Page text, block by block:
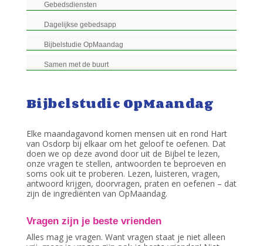
Gebedsdiensten
Dagelijkse gebedsapp
Bijbelstudie OpMaandag
Samen met de buurt
Bijbelstudie OpMaandag
Elke maandagavond komen mensen uit en rond Hart
van Osdorp bij elkaar om het geloof te oefenen. Dat
doen we op deze avond door uit de Bijbel te lezen,
onze vragen te stellen, antwoorden te beproeven en
soms ook uit te proberen. Lezen, luisteren, vragen,
antwoord krijgen, doorvragen, praten en oefenen – dat
zijn de ingrediënten van OpMaandag.
Vragen zijn je beste vrienden
Alles mag je vragen. Want vragen staat je niet alleen